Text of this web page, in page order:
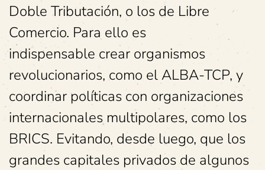
Doble Tributación, o los de Libre
Comercio. Para ello es
indispensable crear organismos
revolucionarios, como el ALBA-TCP, y
coordinar políticas con organizaciones
internacionales multipolares, como los
BRICS. Evitando, desde luego, que los
grandes capitales privados de algunos